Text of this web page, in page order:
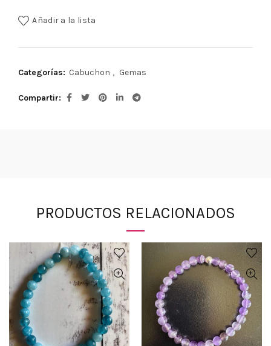
Añadir a la lista
Categorías: Cabuchon , Gemas
Compartir
PRODUCTOS RELACIONADOS